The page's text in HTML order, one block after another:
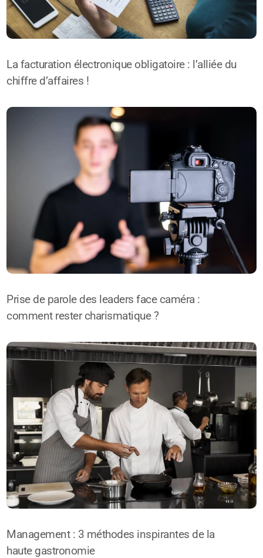
La facturation électronique obligatoire : l’alliée du
chiffre d’affaires !
Prise de parole des leaders face caméra :
comment rester charismatique ?
Management : 3 méthodes inspirantes de la
haute gastronomie